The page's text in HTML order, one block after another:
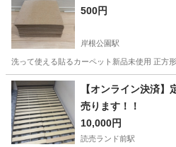
500円
岸根公園駅
洗って使える貼るカーペット新品未使用 正方
神奈川 横浜市 岸根公園駅 カー
【オンライン決済
売ります！！
10,000円
読売ランド前駅